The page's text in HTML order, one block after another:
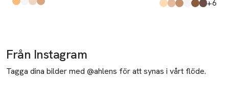
Produkten finns i färgerna:
Shore,
Crystal,
Mesa,
Sable, Produkten finns i
Light,
Medium
Caramel
Brightening
Deep,
Rich, +6
Från Instagram
Tagga dina bilder med @ahlens för att synas i vårt flöde.